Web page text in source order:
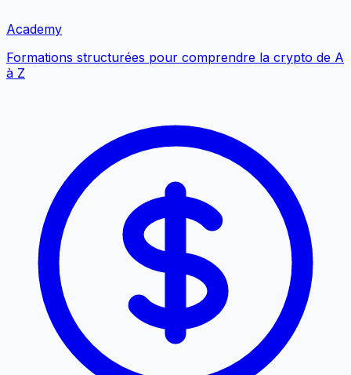
Academy
Formations structurées pour comprendre la crypto de A
à Z